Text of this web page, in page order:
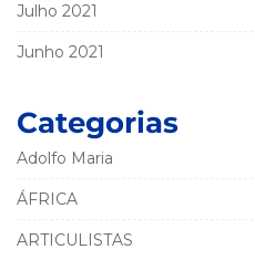
Julho 2021
Junho 2021
Categorias
Adolfo Maria
ÁFRICA
ARTICULISTAS